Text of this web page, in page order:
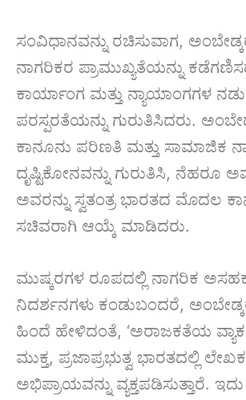
ಸಂವಿಧಾನವನ್ನು ರಚಿಸುವಾಗ,
ನಾಗರಿಕರ ಪ್ರಾಮುಖ್ಯತೆಯನ್ನು
ಕಾರ್ಯಾಂಗ ಮತ್ತು ನ್ಯಾಯಾಂಗಗಳ
ಪರಸ್ಪರತೆಯನ್ನು ಗುರುತಿಸಿದರು.
ಕಾನೂನು ಪರಿಣತಿ ಮತ್ತು ಸಾಮಾಜಿಕ
ದೃಷ್ಟಿಕೋನವನ್ನು ಗುರುತಿಸಿ, ನೆಹರೂ
ಅವರನ್ನು ಸ್ವತಂತ್ರ ಭಾರತದ ಮೊದಲ
ಸಚಿವರಾಗಿ ಆಯ್ಕೆ ಮಾಡಿದರು.
ಮುಷ್ಕರಗಳ ರೂಪದಲ್ಲಿ ನಾಗರಿಕ
ನಿದರ್ಶನಗಳು ಕಂಡುಬಂದರೆ,
ಹಿಂದೆ ಹೇಳಿದಂತೆ, ‘ಅರಾಜಕತೆಯ
ಮುಕ್ತ, ಪ್ರಜಾಪ್ರಭುತ್ವ ಭಾರತದಲ್ಲಿ
ಅಭಿಪ್ರಾಯವನ್ನು ವ್ಯಕ್ತಪಡಿಸುತ್ತಾರೆ. ಇದು